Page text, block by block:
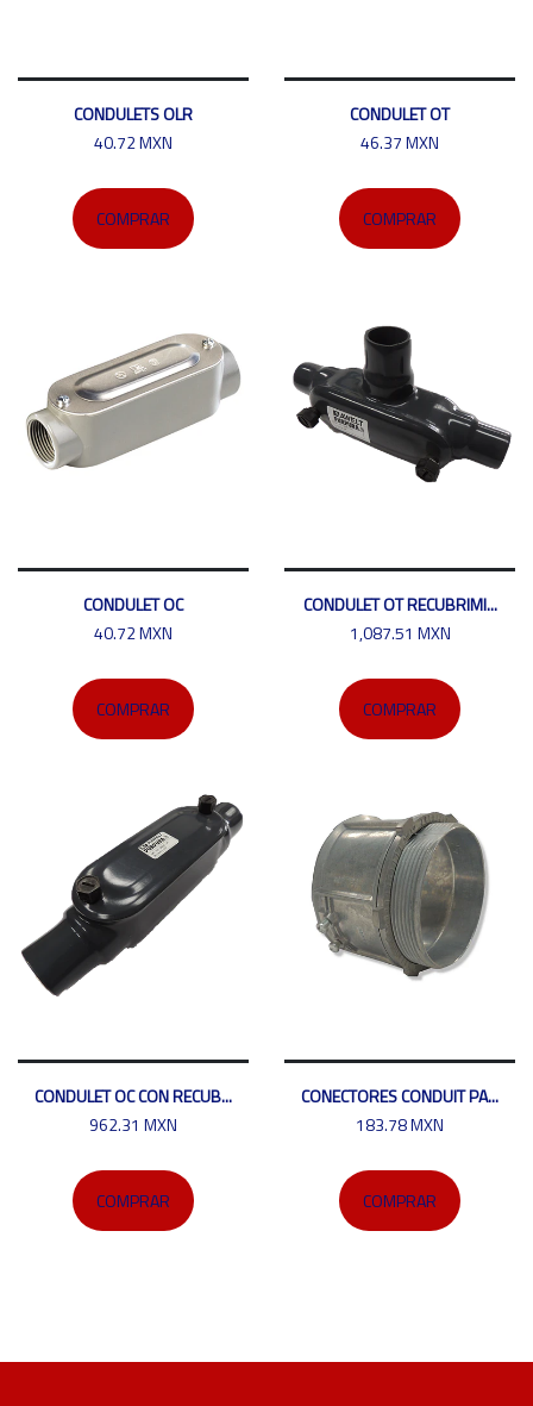
CONDULETS OLR
40.72 MXN
COMPRAR
CONDULET OT
46.37 MXN
COMPRAR
CONDULET OC
40.72 MXN
COMPRAR
CONDULET OT RECUBRIMI...
1,087.51 MXN
COMPRAR
CONDULET OC CON RECUB...
962.31 MXN
COMPRAR
CONECTORES CONDUIT PA...
183.78 MXN
COMPRAR